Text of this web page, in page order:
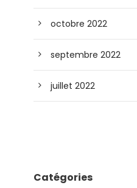
octobre 2022
septembre 2022
juillet 2022
Catégories